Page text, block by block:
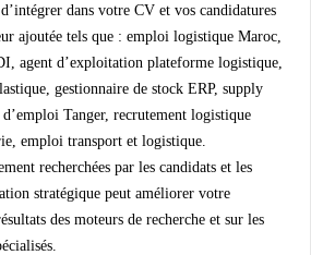
dans votre CV et vos candidatures
ajoutée tels que : emploi logistique Maroc,
agent d’exploitation plateforme logistique,
gestionnaire de stock ERP, supply
Tanger, recrutement logistique
emploi transport et logistique.
recherchées par les candidats et les
stratégique peut améliorer votre
des moteurs de recherche et sur les